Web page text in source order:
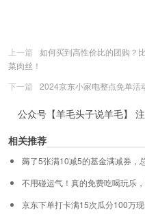
上一篇
如何买到高性价比的团购？
菜肉丝！
下一篇
2024京东小家电整点免单活
公众号【羊毛头子说羊毛】
相关推荐
薅了5张满10减5的基金满减券，
不用碰运气！真的免费吃喝玩乐
京东下单打卡满15次瓜分100万